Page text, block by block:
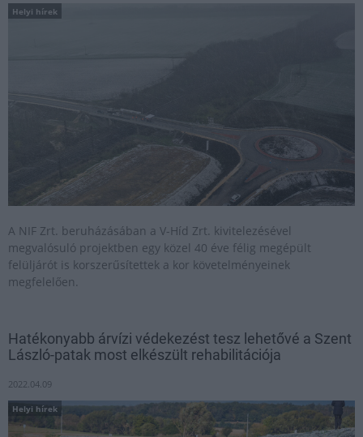
Helyi hírek
A NIF Zrt. beruházásában a V-Híd Zrt. kivitelezésével
megvalósuló projektben egy közel 40 éve félig megépült
felüljárót is korszerűsítettek a kor követelményeinek
megfelelően.
Hatékonyabb árvízi védekezést tesz lehetővé a Szent
László-patak most elkészült rehabilitációja
2022.04.09
Helyi hírek